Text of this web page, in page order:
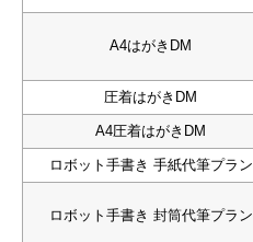
A4はがきDM
圧着はがきDM
A4圧着はがきDM
ロボット手書き 手紙代筆プラン
ロボット手書き 封筒代筆プラン